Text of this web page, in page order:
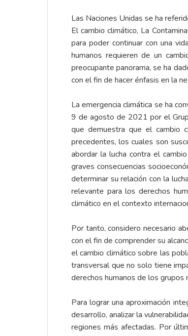
Las Naciones Unidas se ha
El cambio climático, La
para poder continuar con una
humanos requieren de un
preocupante panorama, se ha
con el fin de hacer énfasis en la
La emergencia climática se ha
9 de agosto de 2021 por el
que demuestra que el cambio
precedentes, los cuales son
abordar la lucha contra el
graves consecuencias
determinar su relación con la
relevante para los derechos
climático en el contexto
Por tanto, considero necesario
con el fin de comprender su
el cambio climático sobre las
transversal que no solo tiene
derechos humanos de los grupos
Para lograr una aproximación
desarrollo, analizar la
regiones más afectadas. Por